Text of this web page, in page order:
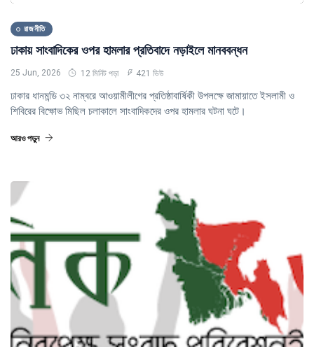
রাজনীতি
ঢাকায় সাংবাদিকের ওপর হামলার প্রতিবাদে নড়াইলে মানববন্ধন
25 Jun, 2026 12 মিনিট পড়া 421 ভিউ
ঢাকার ধানমন্ডি ৩২ নাম্বরে আওয়ামীলীগের প্রতিষ্ঠাবার্ষিকী উপলক্ষে জামায়াতে ইসলামী ও
শিবিরের বিক্ষোভ মিছিল চলাকালে সাংবাদিকদের ওপর হামলার ঘটনা ঘটে।
আরও পড়ুন